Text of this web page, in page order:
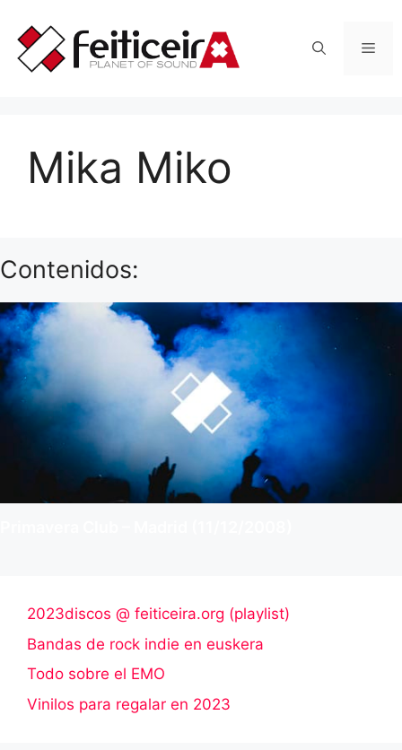
contenido
Mika Miko
Contenidos:
2023discos @ feiticeira.org (playlist)
Bandas de rock indie en euskera
Todo sobre el EMO
Vinilos para regalar en 2023